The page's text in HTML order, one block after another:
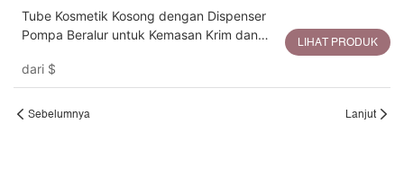
Tube Kosmetik Kosong dengan Dispenser
Pompa Beralur untuk Kemasan Krim dan
dari $
LIHAT PRODUK
Sebelumnya Lanjut